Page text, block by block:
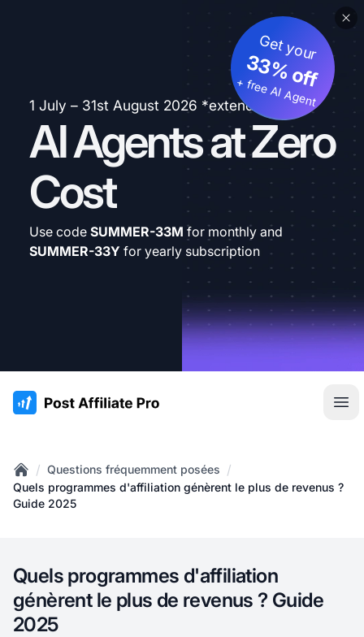
1 July – 31st August 2026 *extended
AI Agents at Zero
Cost
Get your
33% off
+ free AI Agent
Use code SUMMER-33M for monthly and
SUMMER-33Y for yearly subscription
:site.title
Home
/ Questions fréquemment posées /
Quels programmes d'affiliation génèrent le plus de revenus ?
Guide 2025
Quels programmes d'affiliation
génèrent le plus de revenus ? Guide
2025